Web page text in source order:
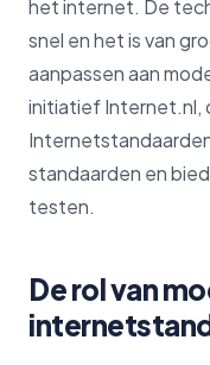
het internet. De
snel en het is van
aanpassen aan
initiatief Internet.nl,
standaarden en
testen.
De rol van